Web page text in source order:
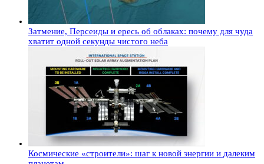
Затмение, Персеиды и ересь об облаках: почему для чуда
хватит одной секунды чистого неба
Космические «строители»: шаг к новой энергии и далеким